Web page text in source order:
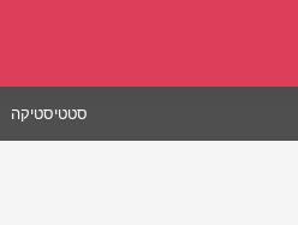
סטטיסטיקה